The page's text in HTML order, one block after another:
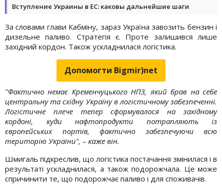
Вступление Украины в ЕС: каковы дальнейшие шаги
За словами глави Кабміну, зараз Україна завозить бензин і
дизельне паливо. Стратегія є. Проте залишився лише
західний кордон. Також ускладнилася логістика.
Допомогти Bigmir)net
"Фактично немає Кременчуцького НПЗ, який брав на себе
центральну та східну Україну в логістичному забезпеченні.
Логістичне плече тепер сформувалося на західному
кордоні, куди нафтопродукти потрапляють із
європейських портів, фактично забезпечуючи всю
територію України", – каже він.
Шмигаль підкреслив, що логістика постачання змінилася і в
результаті ускладнилася, а також подорожчала. Це може
спричинити те, що подорожчає паливо і для споживачів.